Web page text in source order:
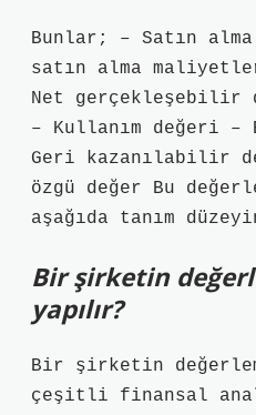
Bunlar; – Satın
satın alma
Net gerçekleşebilir
– Kullanım değeri –
Geri kazanılabilir
özgü değer Bu
aşağıda tanım
Bir şirketin
yapılır?
Bir şirketin
çeşitli finansal